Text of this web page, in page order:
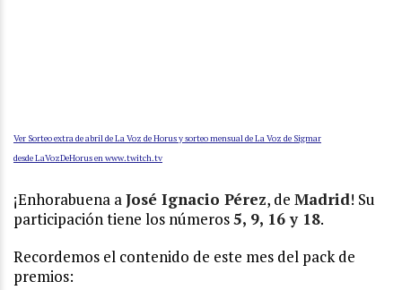
Ver Sorteo extra de abril de La Voz de Horus y sorteo mensual de La Voz de Sigmar
desde LaVozDeHorus en www.twitch.tv
¡Enhorabuena aJosé Ignacio Pérez, de Madrid! Su
participación tiene los números5, 9, 16 y 18.
Recordemos el contenido de este mes del pack de
premios: